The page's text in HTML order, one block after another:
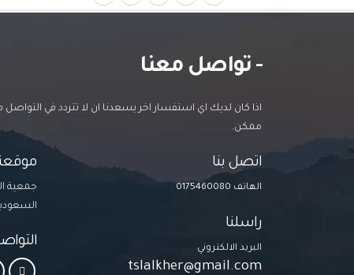
- تواصل معنا
اذا كان لديك اي استفسار اخر يسعدنا ان لا تتردد في
ممكن.
اتصل بنا
الهاتف 0175460080
راسلنا
البريد الالكتروني
tslalkher@gmail.com
جمعية